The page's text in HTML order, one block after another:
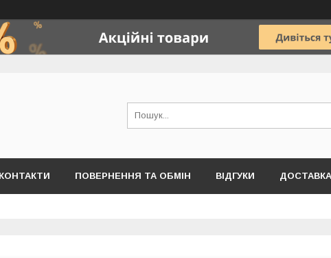
ПОВЕРНЕННЯ ТА ОБМІН ВІДГУКИ